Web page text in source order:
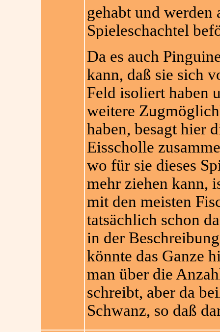
gehabt und
Spieleschachtel
Da es auch
kann, daß sie sich
Feld isoliert haben
weitere
haben, besagt hier
Eisscholle
wo für sie dieses
mehr ziehen kann,
mit den meisten
tatsächlich schon
in der
könnte das Ganze
man über die
schreibt, aber da
Schwanz, so daß